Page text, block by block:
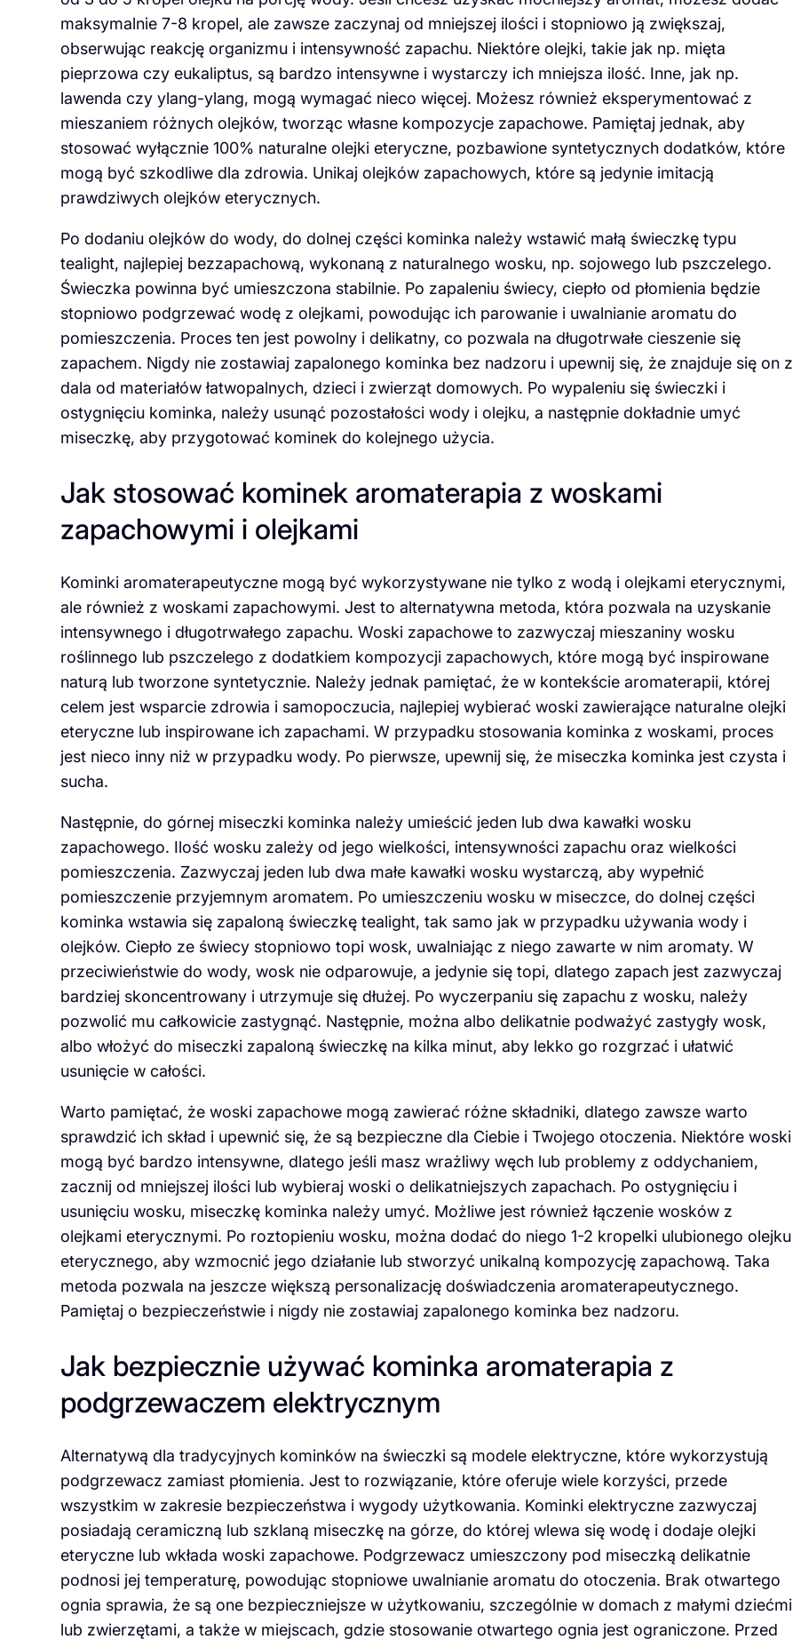
maksymalnie 7-8 kropel, ale zawsze zaczynaj od mniejszej ilości i stopniowo ją zwiększaj,
obserwując reakcję organizmu i intensywność zapachu. Niektóre olejki, takie jak np. mięta
pieprzowa czy eukaliptus, są bardzo intensywne i wystarczy ich mniejsza ilość. Inne, jak np.
lawenda czy ylang-ylang, mogą wymagać nieco więcej. Możesz również eksperymentować z
mieszaniem różnych olejków, tworząc własne kompozycje zapachowe. Pamiętaj jednak, aby
stosować wyłącznie 100% naturalne olejki eteryczne, pozbawione syntetycznych dodatków, które
mogą być szkodliwe dla zdrowia. Unikaj olejków zapachowych, które są jedynie imitacją
prawdziwych olejków eterycznych.
Po dodaniu olejków do wody, do dolnej części kominka należy wstawić małą świeczkę typu
tealight, najlepiej bezzapachową, wykonaną z naturalnego wosku, np. sojowego lub pszczelego.
Świeczka powinna być umieszczona stabilnie. Po zapaleniu świecy, ciepło od płomienia będzie
stopniowo podgrzewać wodę z olejkami, powodując ich parowanie i uwalnianie aromatu do
pomieszczenia. Proces ten jest powolny i delikatny, co pozwala na długotrwałe cieszenie się
zapachem. Nigdy nie zostawiaj zapalonego kominka bez nadzoru i upewnij się, że znajduje się on z
dala od materiałów łatwopalnych, dzieci i zwierząt domowych. Po wypaleniu się świeczki i
ostygnięciu kominka, należy usunąć pozostałości wody i olejku, a następnie dokładnie umyć
miseczkę, aby przygotować kominek do kolejnego użycia.
Jak stosować kominek aromaterapia z woskami
zapachowymi i olejkami
Kominki aromaterapeutyczne mogą być wykorzystywane nie tylko z wodą i olejkami eterycznymi,
ale również z woskami zapachowymi. Jest to alternatywna metoda, która pozwala na uzyskanie
intensywnego i długotrwałego zapachu. Woski zapachowe to zazwyczaj mieszaniny wosku
roślinnego lub pszczelego z dodatkiem kompozycji zapachowych, które mogą być inspirowane
naturą lub tworzone syntetycznie. Należy jednak pamiętać, że w kontekście aromaterapii, której
celem jest wsparcie zdrowia i samopoczucia, najlepiej wybierać woski zawierające naturalne olejki
eteryczne lub inspirowane ich zapachami. W przypadku stosowania kominka z woskami, proces
jest nieco inny niż w przypadku wody. Po pierwsze, upewnij się, że miseczka kominka jest czysta i
sucha.
Następnie, do górnej miseczki kominka należy umieścić jeden lub dwa kawałki wosku
zapachowego. Ilość wosku zależy od jego wielkości, intensywności zapachu oraz wielkości
pomieszczenia. Zazwyczaj jeden lub dwa małe kawałki wosku wystarczą, aby wypełnić
pomieszczenie przyjemnym aromatem. Po umieszczeniu wosku w miseczce, do dolnej części
kominka wstawia się zapaloną świeczkę tealight, tak samo jak w przypadku używania wody i
olejków. Ciepło ze świecy stopniowo topi wosk, uwalniając z niego zawarte w nim aromaty. W
przeciwieństwie do wody, wosk nie odparowuje, a jedynie się topi, dlatego zapach jest zazwyczaj
bardziej skoncentrowany i utrzymuje się dłużej. Po wyczerpaniu się zapachu z wosku, należy
pozwolić mu całkowicie zastygnąć. Następnie, można albo delikatnie podważyć zastygły wosk,
albo włożyć do miseczki zapaloną świeczkę na kilka minut, aby lekko go rozgrzać i ułatwić
usunięcie w całości.
Warto pamiętać, że woski zapachowe mogą zawierać różne składniki, dlatego zawsze warto
sprawdzić ich skład i upewnić się, że są bezpieczne dla Ciebie i Twojego otoczenia. Niektóre woski
mogą być bardzo intensywne, dlatego jeśli masz wrażliwy węch lub problemy z oddychaniem,
zacznij od mniejszej ilości lub wybieraj woski o delikatniejszych zapachach. Po ostygnięciu i
usunięciu wosku, miseczkę kominka należy umyć. Możliwe jest również łączenie wosków z
olejkami eterycznymi. Po roztopieniu wosku, można dodać do niego 1-2 kropelki ulubionego olejku
eterycznego, aby wzmocnić jego działanie lub stworzyć unikalną kompozycję zapachową. Taka
metoda pozwala na jeszcze większą personalizację doświadczenia aromaterapeutycznego.
Pamiętaj o bezpieczeństwie i nigdy nie zostawiaj zapalonego kominka bez nadzoru.
Jak bezpiecznie używać kominka aromaterapia z
podgrzewaczem elektrycznym
Alternatywą dla tradycyjnych kominków na świeczki są modele elektryczne, które wykorzystują
podgrzewacz zamiast płomienia. Jest to rozwiązanie, które oferuje wiele korzyści, przede
wszystkim w zakresie bezpieczeństwa i wygody użytkowania. Kominki elektryczne zazwyczaj
posiadają ceramiczną lub szklaną miseczkę na górze, do której wlewa się wodę i dodaje olejki
eteryczne lub wkłada woski zapachowe. Podgrzewacz umieszczony pod miseczką delikatnie
podnosi jej temperaturę, powodując stopniowe uwalnianie aromatu do otoczenia. Brak otwartego
ognia sprawia, że są one bezpieczniejsze w użytkowaniu, szczególnie w domach z małymi dziećmi
lub zwierzętami, a także w miejscach, gdzie stosowanie otwartego ognia jest ograniczone. Przed